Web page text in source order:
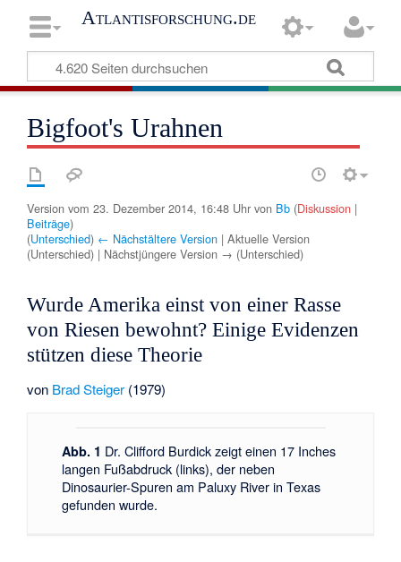
Atlantisforschung.de
Bigfoot's Urahnen
Version vom 23. Dezember 2014, 16:48 Uhr von Bb (Diskussion |
Beiträge)
(Unterschied) ← Nächstältere Version | Aktuelle Version
(Unterschied) | Nächstjüngere Version → (Unterschied)
Wurde Amerika einst von einer Rasse
von Riesen bewohnt? Einige Evidenzen
stützen diese Theorie
von Brad Steiger (1979)
Abb. 1 Dr. Clifford Burdick zeigt einen 17 Inches
langen Fußabdruck (links), der neben
Dinosaurier-Spuren am Paluxy River in Texas
gefunden wurde.